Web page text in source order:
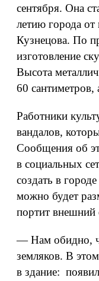
сентября. Она
летию города от
Кузнецова. По
изготовление
Высота
60
Работники
вандалов,
Сообщения об
в социальных
создать в
можно будет
портит
— Нам обидно,
земляков. В
в здание: